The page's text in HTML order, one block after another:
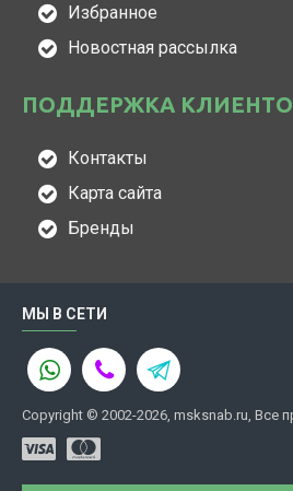
Избранное
Новостная рассылка
ПОДДЕРЖКА
Контакты
Карта сайта
Бренды
МЫ В СЕТИ
Copyright © 2002-2026, msksnab.ru, Все